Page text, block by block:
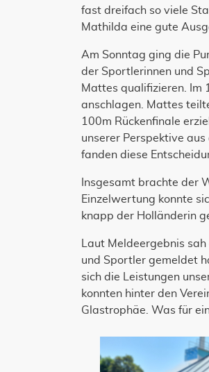
fast dreifach so viele
Mathilda eine gute
Am Sonntag ging die
der Sportlerinnen und
Mattes qualifizieren. Im
anschlagen. Mattes
100m Rückenfinale
unserer Perspektive
fanden diese
Insgesamt brachte der
Einzelwertung konnte
knapp der Holländerin
Laut Meldeergebnis
und Sportler gemeldet
sich die Leistungen
konnten hinter den
Glastrophäe. Was für